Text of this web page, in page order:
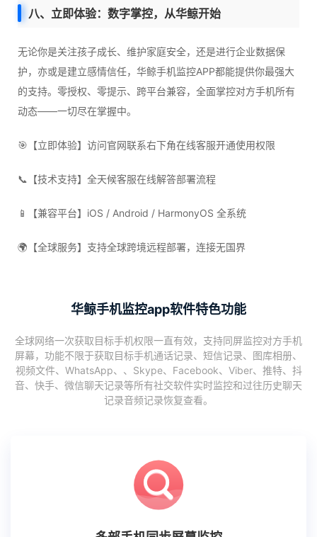
八、立即体验：数字掌控，从华鲸开始
无论你是关注孩子成长、维护家庭安全，还是进行企业数据保
护，亦或是建立感情信任，华鲸手机监控APP都能提供你最强大
的支持。零授权、零提示、跨平台兼容，全面掌控对方手机所有
动态——一切尽在掌握中。
🎯【立即体验】访问官网联系右下角在线客服开通使用权限
📞【技术支持】全天候客服在线解答部署流程
📱【兼容平台】iOS / Android / HarmonyOS 全系统
🌍【全球服务】支持全球跨境远程部署，连接无国界
华鲸手机监控app软件特色功能
全球网络一次获取目标手机权限一直有效，支持同屏监控对方手机
屏幕，功能不限于获取目标手机通话记录、短信记录、图库相册、
视频文件、WhatsApp、、Skype、Facebook、Viber、推特、抖
音、快手、微信聊天记录等所有社交软件实时监控和过往历史聊天
记录音频记录恢复查看。